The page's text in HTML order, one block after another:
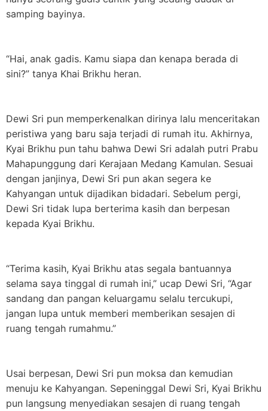
samping bayinya.
“Hai, anak gadis. Kamu siapa dan kenapa berada di
sini?” tanya Khai Brikhu heran.
Dewi Sri pun memperkenalkan dirinya lalu menceritakan
peristiwa yang baru saja terjadi di rumah itu. Akhirnya,
Kyai Brikhu pun tahu bahwa Dewi Sri adalah putri Prabu
Mahapunggung dari Kerajaan Medang Kamulan. Sesuai
dengan janjinya, Dewi Sri pun akan segera ke
Kahyangan untuk dijadikan bidadari. Sebelum pergi,
Dewi Sri tidak lupa berterima kasih dan berpesan
kepada Kyai Brikhu.
“Terima kasih, Kyai Brikhu atas segala bantuannya
selama saya tinggal di rumah ini,” ucap Dewi Sri, “Agar
sandang dan pangan keluargamu selalu tercukupi,
jangan lupa untuk memberi memberikan sesajen di
ruang tengah rumahmu.”
Usai berpesan, Dewi Sri pun moksa dan kemudian
menuju ke Kahyangan. Sepeninggal Dewi Sri, Kyai Brikhu
pun langsung menyediakan sesajen di ruang tengah